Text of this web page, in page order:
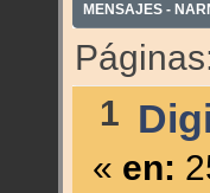
MENSAJES -
1
« en: